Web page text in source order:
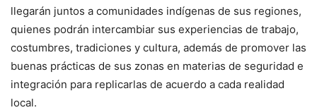
llegarán juntos a comunidades indígenas de sus regiones,
quienes podrán intercambiar sus experiencias de trabajo,
costumbres, tradiciones y cultura, además de promover las
buenas prácticas de sus zonas en materias de seguridad e
integración para replicarlas de acuerdo a cada realidad
local.